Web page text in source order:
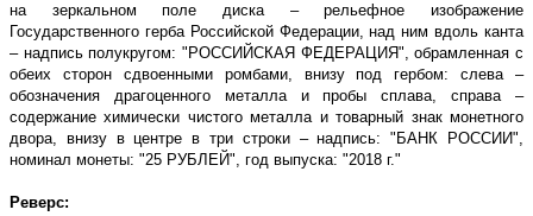
на зеркальном поле диска – рельефное изображение
Государственного герба Российской Федерации, над ним вдоль канта
– надпись полукругом: "РОССИЙСКАЯ ФЕДЕРАЦИЯ", обрамленная с
обеих сторон сдвоенными ромбами, внизу под гербом: слева –
обозначения драгоценного металла и пробы сплава, справа –
содержание химически чистого металла и товарный знак монетного
двора, внизу в центре в три строки – надпись: "БАНК РОССИИ",
номинал монеты: "25 РУБЛЕЙ", год выпуска: "2018 г."
Реверс: